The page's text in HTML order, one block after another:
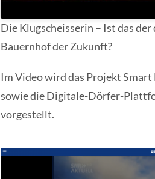
Die Klugscheisserin – Ist das
Bauernhof der Zukunft?
Im Video wird das Projekt Smart
sowie die Digitale-Dörfer-
vorgestellt.